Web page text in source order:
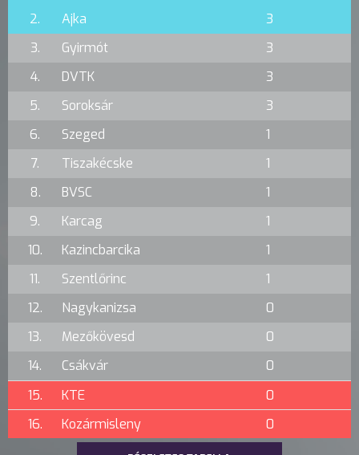
2.
Ajka
3
3.
Gyirmót
3
4.
DVTK
3
5.
Soroksár
3
6.
Szeged
1
7.
Tiszakécske
1
8.
BVSC
1
9.
Karcag
1
10.
Kazincbarcika
1
11.
Szentlőrinc
1
12.
Nagykanizsa
0
13.
Mezőkövesd
0
14.
Csákvár
0
15.
KTE
0
16.
Kozármisleny 0